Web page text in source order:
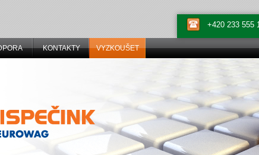
+420 233 555
KONTAKTY VYZKOUŠET